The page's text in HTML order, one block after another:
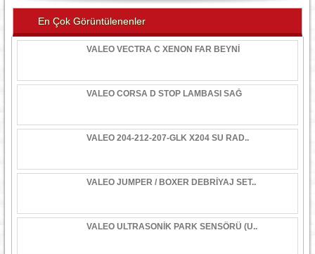
En Çok Görüntülenenler
VALEO VECTRA C XENON FAR BEYNİ
VALEO CORSA D STOP LAMBASI SAĞ
VALEO 204-212-207-GLK X204 SU RAD..
VALEO JUMPER / BOXER DEBRİYAJ SET..
VALEO ULTRASONİK PARK SENSÖRÜ (U..